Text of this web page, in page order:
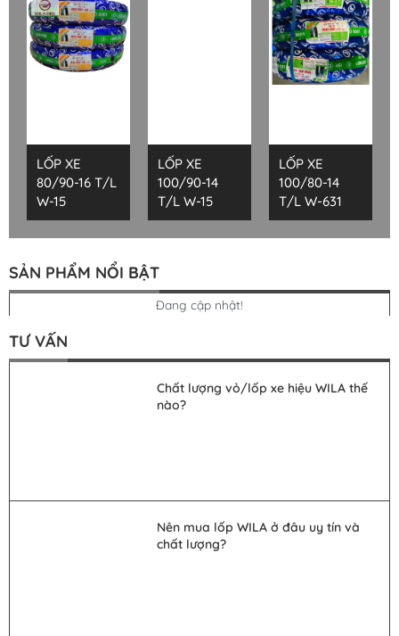
LỐP XE
80/90-16 T/L
W-15
LỐP XE
100/90-14
T/L W-15
LỐP XE
100/80-14
T/L W-631
SẢN PHẨM NỔI BẬT
Đang cập nhật!
TƯ VẤN
Chất lượng vỏ/lốp xe hiệu WILA thế
nào?
Nên mua lốp WILA ở đâu uy tín và
chất lượng?